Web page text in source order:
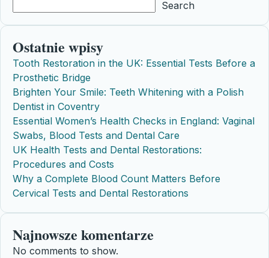
Search
Ostatnie wpisy
Tooth Restoration in the UK: Essential Tests Before a
Prosthetic Bridge
Brighten Your Smile: Teeth Whitening with a Polish
Dentist in Coventry
Essential Women’s Health Checks in England: Vaginal
Swabs, Blood Tests and Dental Care
UK Health Tests and Dental Restorations:
Procedures and Costs
Why a Complete Blood Count Matters Before
Cervical Tests and Dental Restorations
Najnowsze komentarze
No comments to show.